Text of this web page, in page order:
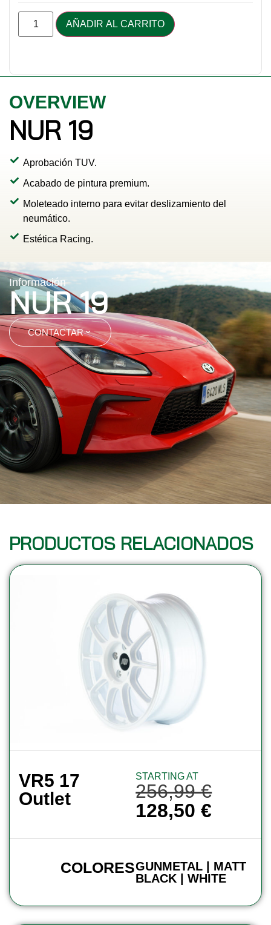
AÑADIR AL CARRITO
OVERVIEW
NUR 19
Aprobación TUV.
Acabado de pintura premium.
Moleteado interno para evitar deslizamiento del
neumático.
Estética Racing.
Información
NUR 19
CONTACTAR
PRODUCTOS RELACIONADOS
VR5 17
Outlet
STARTING AT
256,99€
128,50€
COLORESGUNMETAL | MATT
BLACK | WHITE